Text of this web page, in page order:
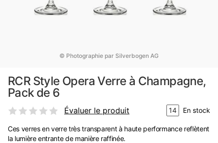
© Photographie par Silverbogen AG
RCR Style Opera Verre à Champagne,
Pack de 6
Évaluer le produit 14 En stock
Ces verres en verre très transparent à haute performance reflètent
la lumière entrante de manière raffinée.